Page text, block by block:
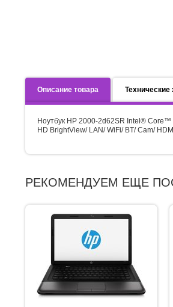
Описание товара Технические
Ноутбук HP 2000-2d62SR Intel®
HD BrightView/ LAN/ WiFi/ BT/ Cam/
РЕКОМЕНДУЕМ ЕЩЕ